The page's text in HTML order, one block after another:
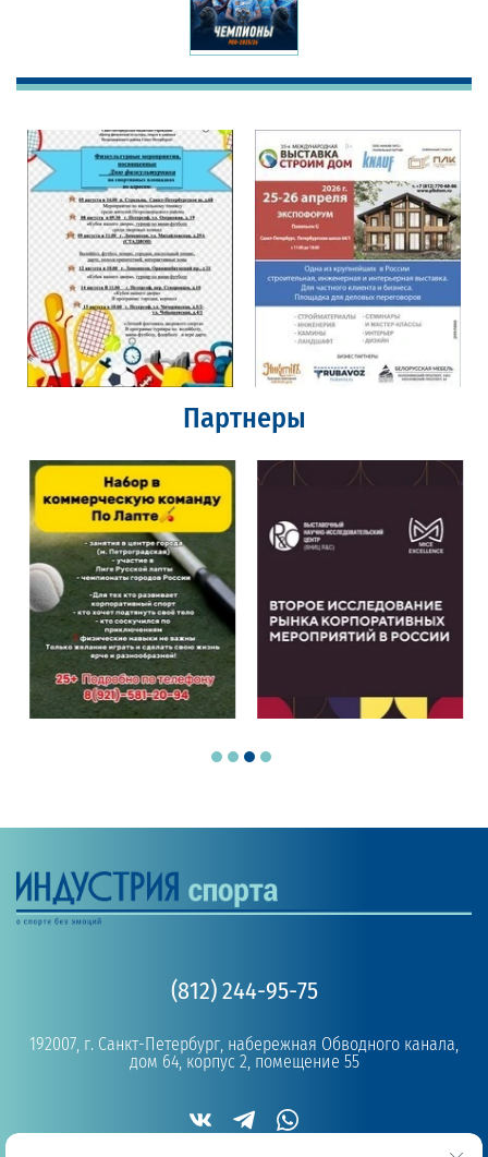
Партнеры
(812) 244-95-75
192007, г. Санкт-Петербург, набережная Обводного канала,
дом 64, корпус 2, помещение 55